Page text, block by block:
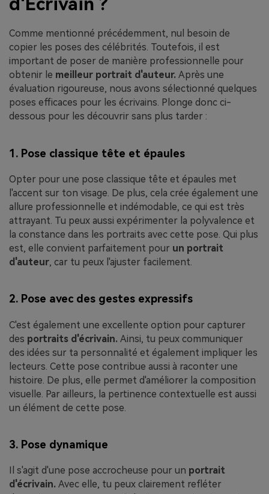
Comme mentionné précédemment, nul besoin de
copier les poses des célébrités. Toutefois, il est
important de poser de manière professionnelle pour
obtenir le meilleur portrait d'auteur. Après une
évaluation rigoureuse, nous avons sélectionné quelques
poses efficaces pour les écrivains. Plonge donc ci-
dessous pour les découvrir sans plus tarder :
1. Pose classique tête et épaules
Opter pour une pose classique tête et épaules met
l'accent sur ton visage. De plus, cela crée également une
allure professionnelle et indémodable, ce qui est très
attrayant. Tu peux aussi expérimenter la polyvalence et
la constance dans les portraits avec cette pose. Qui plus
est, elle convient parfaitement pour un portrait
d'auteur, car tu peux l'ajuster facilement.
2. Pose avec des gestes expressifs
C'est également une excellente option pour capturer
des portraits d'écrivain. Ainsi, tu peux communiquer
des idées sur ta personnalité et également impliquer les
lecteurs. Cette pose contribue aussi à raconter une
histoire. De plus, elle permet d'améliorer la composition
visuelle. Par ailleurs, la pertinence contextuelle est aussi
un élément de cette pose.
3. Pose dynamique
Il s'agit d'une pose accrocheuse pour un portrait
d'écrivain. Avec elle, tu peux clairement refléter